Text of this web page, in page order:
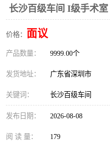
长沙百级车间 I级手术室
价格： 面议
产品数量： 9999.00个
发货地址： 广东省深圳市
关键词： 长沙百级车间
发布日期： 2026-08-08
阅 读 量： 179